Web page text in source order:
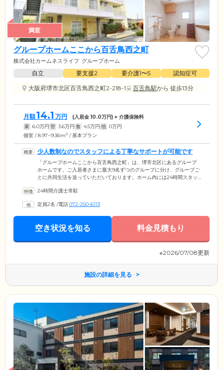
満室
グループホームここから百舌鳥西之町
株式会社カームネスライフ グループホーム
自立 要支援2 要介護1〜5
認知症可
大阪府堺市北区百舌鳥西之町2-218-1
百舌鳥駅から 徒歩13分
月額14.1 万円 (入居金10.0万円) + 介護保険料
家 6.0万円 管 3.6万円 食 4.5万円 他 0万円
個室 / 8.97~9.36m2 / 基本プラン
少人数制なのでスタッフによる丁寧なサポートが可能です
「グループホームここから百舌鳥西之町」は、堺市北区にあるグループ
ホームです。ご入居者さまに最大9名ずつのグループに分け、グループご
とに共同生活を送っていただいております。ホーム内には24時間スタッ
ださい。18室あるお部屋は全室個室になっており、プライバシー対策も
認定と医師から認知症の診断を受けている方。JR「百舌鳥」駅または地
下鉄「なかもず」駅より徒歩約20分、閑静な住宅街の一角にある当ホー
24時間介護士常駐
定員2名 /電話072-250-6113
空き状況を知る 料金見積もり
※2026/07/08更新
施設の詳細を見る